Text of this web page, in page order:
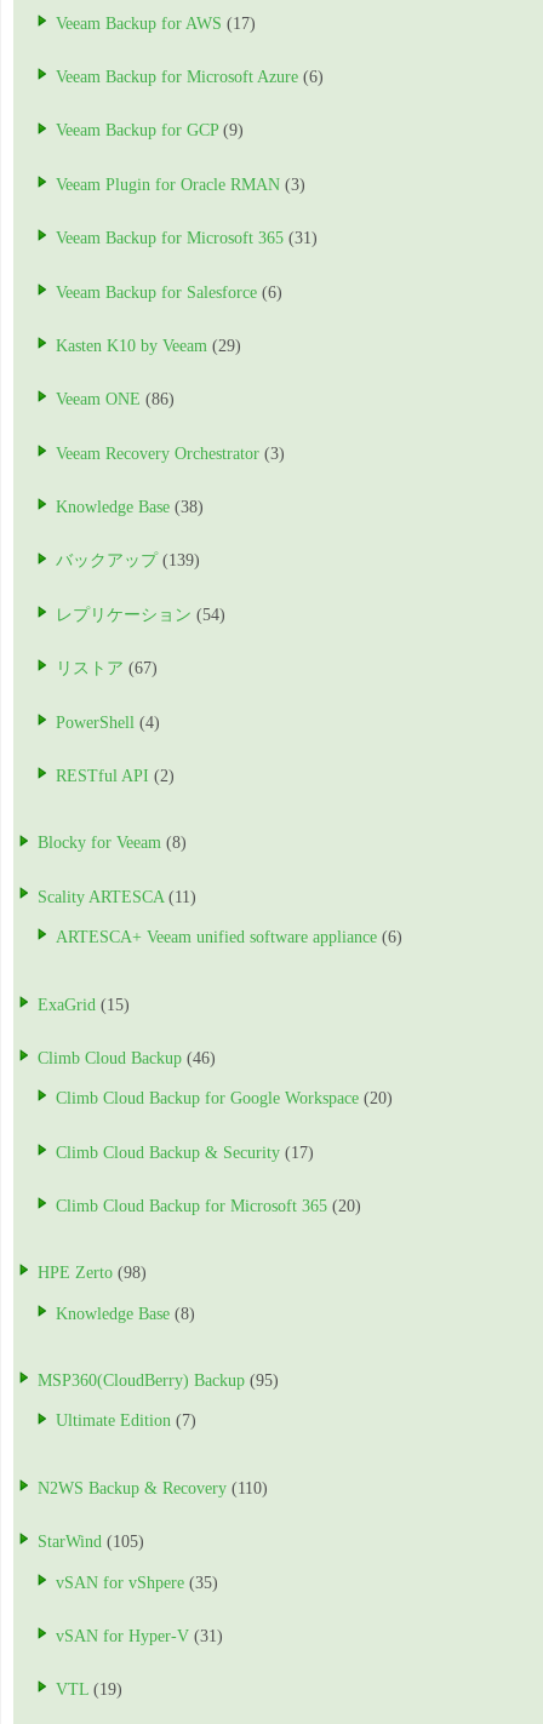
Veeam Backup for AWS (17)
Veeam Backup for Microsoft Azure (6)
Veeam Backup for GCP(9)
Veeam Plugin for Oracle RMAN (3)
Veeam Backup for Microsoft 365 (31)
Veeam Backup for Salesforce (6)
Kasten K10 by Veeam (29)
Veeam ONE (86)
Veeam Recovery Orchestrator (3)
Knowledge Base (38)
バックアップ (139)
レプリケーション (54)
リストア (67)
PowerShell (4)
RESTful API (2)
Blocky for Veeam (8)
Scality ARTESCA (11)
ARTESCA+ Veeam unified software appliance (6)
ExaGrid (15)
Climb Cloud Backup (46)
Climb Cloud Backup for Google Workspace (20)
Climb Cloud Backup & Security (17)
Climb Cloud Backup for Microsoft 365 (20)
HPE Zerto (98)
Knowledge Base (8)
MSP360(CloudBerry) Backup (95)
Ultimate Edition (7)
N2WS Backup & Recovery (110)
StarWind (105)
vSAN for vShpere (35)
vSAN for Hyper-V (31)
VTL (19)